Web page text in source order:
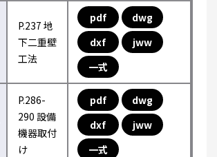
P.237 地
下二重壁
工法
pdf
dwg
dxf
jww
一式
P.286-
290 設備
機器取付
け
pdf
dwg
dxf
jww
一式